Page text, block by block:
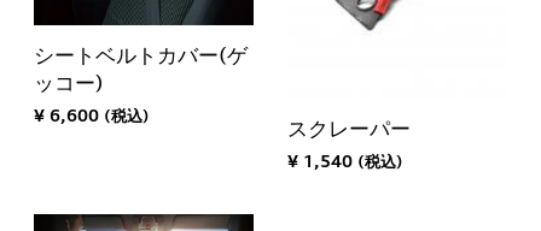
シートベルトカバー(ゲ
ッコー)
¥ 6,600 (税込)
スクレーパー
¥ 1,540 (税込)